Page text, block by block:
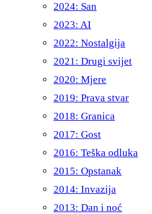
2024: San
2023: AI
2022: Nostalgija
2021: Drugi svijet
2020: Mjere
2019: Prava stvar
2018: Granica
2017: Gost
2016: Teška odluka
2015: Opstanak
2014: Invazija
2013: Dan i noć